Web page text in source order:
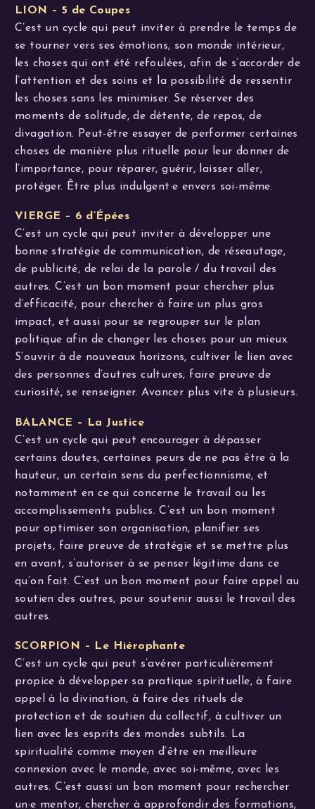
LION – 5 de Coupes
C’est un cycle qui peut inviter à prendre le temps de
se tourner vers ses émotions, son monde intérieur,
les choses qui ont été refoulées, afin de s’accorder de
l’attention et des soins et la possibilité de ressentir
les choses sans les minimiser. Se réserver des
moments de solitude, de détente, de repos, de
divagation. Peut-être essayer de performer certaines
choses de manière plus rituelle pour leur donner de
l’importance, pour réparer, guérir, laisser aller,
protéger. Être plus indulgent·e envers soi-même.
VIERGE – 6 d’Épées
C’est un cycle qui peut inviter à développer une
bonne stratégie de communication, de réseautage,
de publicité, de relai de la parole / du travail des
autres. C’est un bon moment pour chercher plus
d’efficacité, pour chercher à faire un plus gros
impact, et aussi pour se regrouper sur le plan
politique afin de changer les choses pour un mieux.
S’ouvrir à de nouveaux horizons, cultiver le lien avec
des personnes d’autres cultures, faire preuve de
curiosité, se renseigner. Avancer plus vite à plusieurs.
BALANCE – La Justice
C’est un cycle qui peut encourager à dépasser
certains doutes, certaines peurs de ne pas être à la
hauteur, un certain sens du perfectionnisme, et
notamment en ce qui concerne le travail ou les
accomplissements publics. C’est un bon moment
pour optimiser son organisation, planifier ses
projets, faire preuve de stratégie et se mettre plus
en avant, s’autoriser à se penser légitime dans ce
qu’on fait. C’est un bon moment pour faire appel au
soutien des autres, pour soutenir aussi le travail des
autres.
SCORPION – Le Hiérophante
C’est un cycle qui peut s’avérer particulièrement
propice à développer sa pratique spirituelle, à faire
appel à la divination, à faire des rituels de
protection et de soutien du collectif, à cultiver un
lien avec les esprits des mondes subtils. La
spiritualité comme moyen d’être en meilleure
connexion avec le monde, avec soi-même, avec les
autres. C’est aussi un bon moment pour rechercher
un·e mentor, chercher à approfondir des formations,